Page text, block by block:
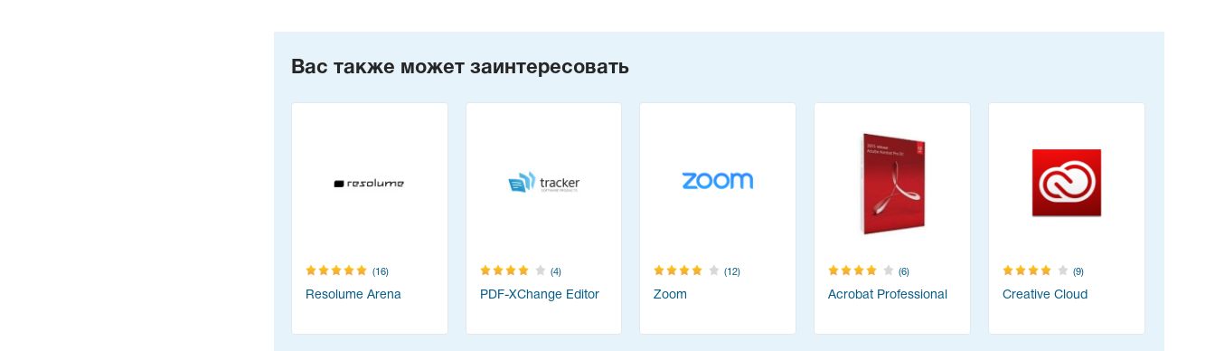
Вас также может заинтересовать
(16)
Resolume Arena
(4)
PDF-XChange Editor
(12)
Zoom
(6)
Acrobat Professional
(9)
Creative Cloud